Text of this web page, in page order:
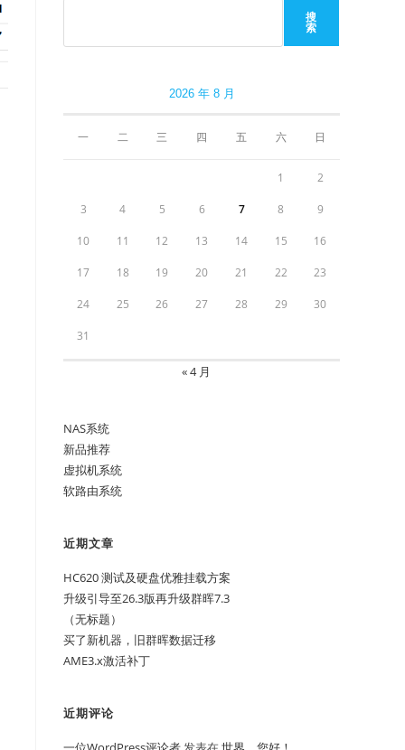
搜
索
2026 年 8 月
一 二 三 四 五 六 日
1 2
3 4 5 6 7 8 9
10 11 12 13 14 15 16
17 18 19 20 21 22 23
24 25 26 27 28 29 30
31
« 4 月
NAS系统
新品推荐
虚拟机系统
软路由系统
近期文章
HC620 测试及硬盘优雅挂载方案
升级引导至26.3版再升级群晖7.3
（无标题）
买了新机器，旧群晖数据迁移
AME3.x激活补丁
近期评论